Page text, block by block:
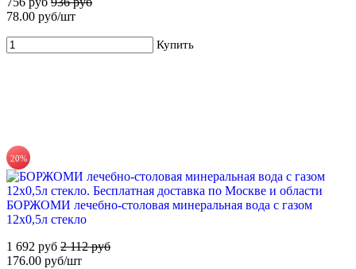
55%
Для новых клиентов. Стартовый набор ХВАЛОВСКАЯ
Deluxe (2х19л)
78.00 руб/шт
Купить
20%
БОРЖОМИ лечебно-столовая минеральная вода с газом
12х0,5л стекло
1 692 руб 2 112 руб
176.00 руб/шт